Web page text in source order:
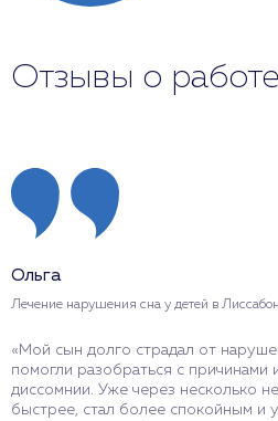
Отзывы о
Ольга
Лечение нарушения сна у детей в
«Мой сын долго страдал от
помогли разобраться с причинами
диссомнии. Уже через несколько
быстрее, стал более спокойным и